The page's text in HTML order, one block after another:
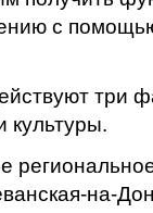
с
три
культуры.
на-